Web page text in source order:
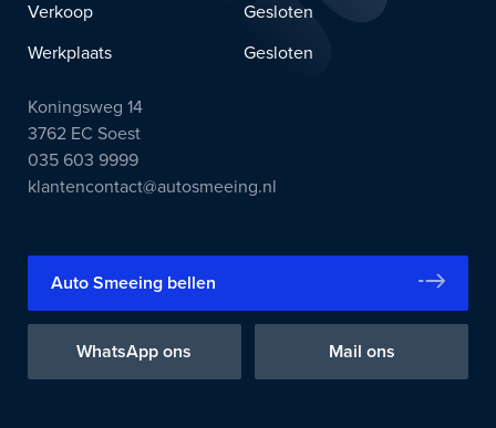
Verkoop
Gesloten
Werkplaats
Gesloten
Koningsweg 14
3762 EC Soest
035 603 9999
klantencontact@autosmeeing.nl
Auto Smeeing bellen
WhatsApp ons Mail ons